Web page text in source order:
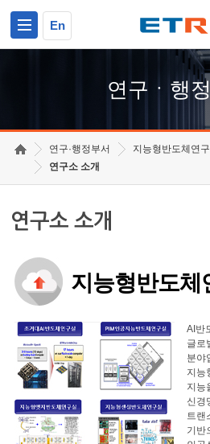
En
연구ㆍ행
연구·행정부서
지능형반도체연
연구소 소개
연구소 소개
지능형반도체
AI반
글로
분야
지능
지능
신경
트랜
기반